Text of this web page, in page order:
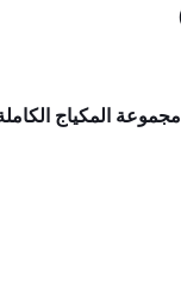
المكياج